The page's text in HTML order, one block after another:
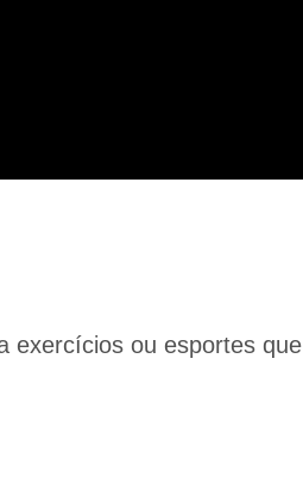
exercícios ou esportes